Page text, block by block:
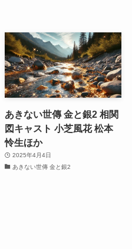
あきない世傳 金と銀2 相関
図キャスト 小芝風花 松本
怜生ほか
2025年4月4日
あきない世傳 金と銀2